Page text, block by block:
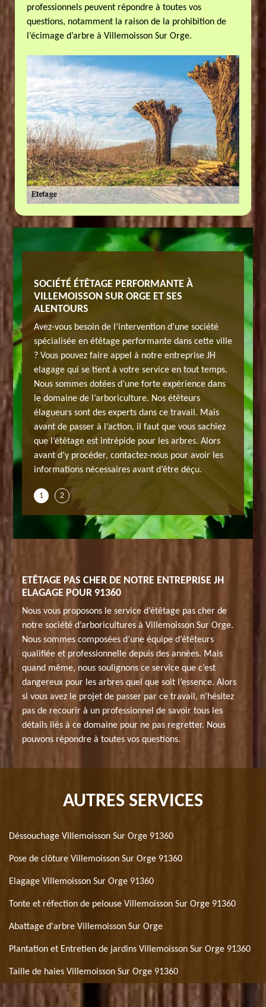
professionnels peuvent répondre à toutes vos
questions, notamment la raison de la prohibition de
l’écimage d’arbre à Villemoisson Sur Orge.
Une
se
de
SOCIÉTÉ ÉTÊTAGE PERFORMANTE À
VILLEMOISSON SUR ORGE ET SES
ALENTOURS
Avez-vous besoin de l’intervention d’une société
spécialisée en étêtage performante dans cette ville
? Vous pouvez faire appel à notre entreprise JH
elagage qui se tient à votre service en tout temps.
Nous sommes dotées d’une forte expérience dans
le domaine de l’arboriculture. Nos étêteurs
élagueurs sont des experts dans ce travail. Mais
avant de passer à l’action, il faut que vous sachiez
que l’étêtage est intrépide pour les arbres. Alors
avant d’y procéder, contactez-nous pour avoir les
informations nécessaires avant d’être déçu.
Pour
haute
Des
votre
1 2
ETÊTAGE PAS CHER DE NOTRE ENTREPRISE JH
ELAGAGE POUR 91360
Nous vous proposons le service d’étêtage pas cher de
notre société d’arboricultures à Villemoisson Sur Orge.
Nous sommes composées d’une équipe d’étêteurs
qualifiée et professionnelle depuis des années. Mais
quand même, nous soulignons ce service que c’est
dangereux pour les arbres quel que soit l’essence. Alors
si vous avez le projet de passer par ce travail, n’hésitez
pas de recourir à un professionnel de savoir tous les
détails liés à ce domaine pour ne pas regretter. Nous
pouvons répondre à toutes vos questions.
AUTRES SERVICES
Déssouchage Villemoisson Sur Orge 91360
Pose de clôture Villemoisson Sur Orge 91360
Elagage Villemoisson Sur Orge 91360
Tonte et réfection de pelouse Villemoisson Sur Orge 91360
Abattage d'arbre Villemoisson Sur Orge
Plantation et Entretien de jardins Villemoisson Sur Orge 91360
Taille de haies Villemoisson Sur Orge 91360